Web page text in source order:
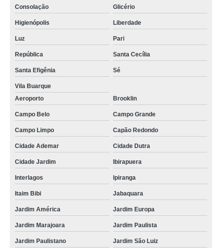
Consolação Glicério
Higienópolis Liberdade
Luz Pari
República Santa Cecília
Santa Efigênia Sé
Vila Buarque
Aeroporto
Brooklin
Campo Belo Campo Grande
Campo Limpo Capão Redondo
Cidade Ademar Cidade Dutra
Cidade Jardim Ibirapuera
Interlagos Ipiranga
Itaim Bibi Jabaquara
Jardim América Jardim Europa
Jardim Marajoara Jardim Paulista
Jardim Paulistano Jardim São Luiz